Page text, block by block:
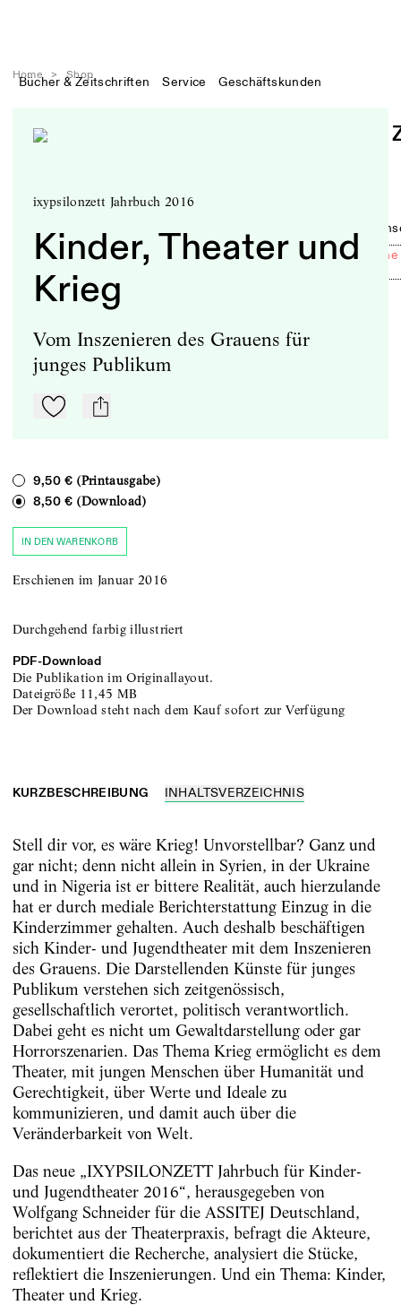
Bücher & Zeitschriften Service Geschäftskunden
Festivals ++ Klimawandel ++ Uraufführungen ++
Home > Shop
ixypsilonzett Jahrbuch 2016
Kinder, Theater und
Krieg
Vom Inszenieren des Grauens für
junges Publikum
Zu Mein-TdZ hinzufügen
mail
9,50 €(Printausgabe)
8,50 €(Download)
IN DEN WARENKORB
Erschienen im Januar 2016
Durchgehend farbig illustriert
PDF-Download
Die Publikation im Originallayout.
Dateigröße 11,45 MB
Der Download steht nach dem Kauf sofort zur Verfügung
KURZBESCHREIBUNG INHALTSVERZEICHNIS
Stell dir vor, es wäre Krieg! Unvorstellbar? Ganz und
gar nicht; denn nicht allein in Syrien, in der Ukraine
und in Nigeria ist er bittere Realität, auch hierzulande
hat er durch mediale Berichterstattung Einzug in die
Kinderzimmer gehalten. Auch deshalb beschäftigen
sich Kinder- und Jugendtheater mit dem Inszenieren
des Grauens. Die Darstellenden Künste für junges
Publikum verstehen sich zeitgenössisch,
gesellschaftlich verortet, politisch verantwortlich.
Dabei geht es nicht um Gewaltdarstellung oder gar
Horrorszenarien. Das Thema Krieg ermöglicht es dem
Theater, mit jungen Menschen über Humanität und
Gerechtigkeit, über Werte und Ideale zu
kommunizieren, und damit auch über die
Veränderbarkeit von Welt.
Das neue „IXYPSILONZETT Jahrbuch für Kinder-
und Jugendtheater 2016“, herausgegeben von
Wolfgang Schneider für die ASSITEJ Deutschland,
berichtet aus der Theaterpraxis, befragt die Akteure,
dokumentiert die Recherche, analysiert die Stücke,
reflektiert die Inszenierungen. Und ein Thema: Kinder,
Theater und Krieg.